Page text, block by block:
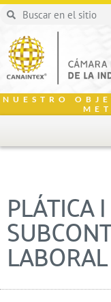
NUESTRO
PLÁTICA